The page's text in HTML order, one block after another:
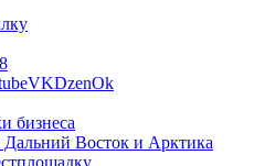
VKDzenOk
бизнеса
Восток и Арктика